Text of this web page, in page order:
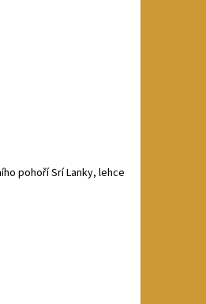
pohoří Srí Lanky, lehce